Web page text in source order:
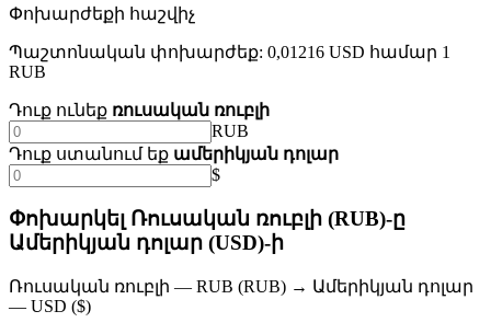
Փոխարժեքի հաշվիչ
Պաշտոնական փոխարժեք: 0,01216 USD համար 1
RUB
Դուք ունեք ռուսական ռուբլի
RUB
Դուք ստանում եք ամերիկյան դոլար
$
Փոխարկել Ռուսական ռուբլի (RUB)-ը
Ամերիկյան դոլար (USD)-ի
Ռուսական ռուբլի — RUB (RUB) → Ամերիկյան դոլար
— USD ($)